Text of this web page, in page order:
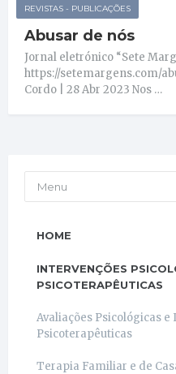
REVISTAS - PUBLICAÇÕES
Abusar de nós
Jornal eletrónico “Sete
https://setemargens.com/
Cordo | 28 Abr 2023 Nos …
Menu
HOME
INTERVENÇÕES
PSICOTERAPÊUTICAS
Avaliações Psicológicas
Psicoterapêuticas
Terapia Familiar e de